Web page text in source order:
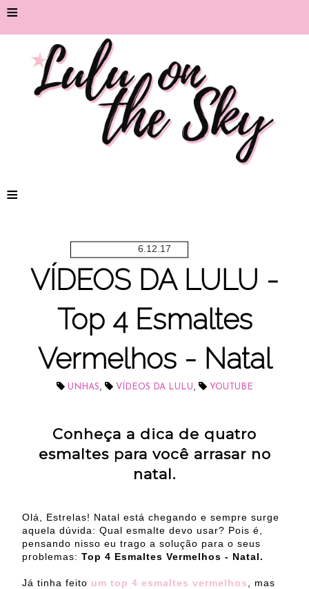
≡
≡
6.12.17
VÍDEOS DA LULU -
Top 4 Esmaltes
Vermelhos - Natal
UNHAS, VÍDEOS DA LULU, YOUTUBE
Conheça a dica de quatro
esmaltes para você arrasar no
natal.
Olá, Estrelas! Natal está chegando e sempre surge
aquela dúvida: Qual esmalte devo usar? Pois é,
pensando nisso eu trago a solução para o seus
problemas: Top 4 Esmaltes Vermelhos - Natal.
Já tinha feito um top 4 esmaltes vermelhos
, mas